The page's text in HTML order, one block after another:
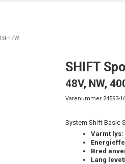
W
SHIFT
48V, NW,
Varenummer 24593-
System Shift Basic
Varmt lys:
Bred
Lang